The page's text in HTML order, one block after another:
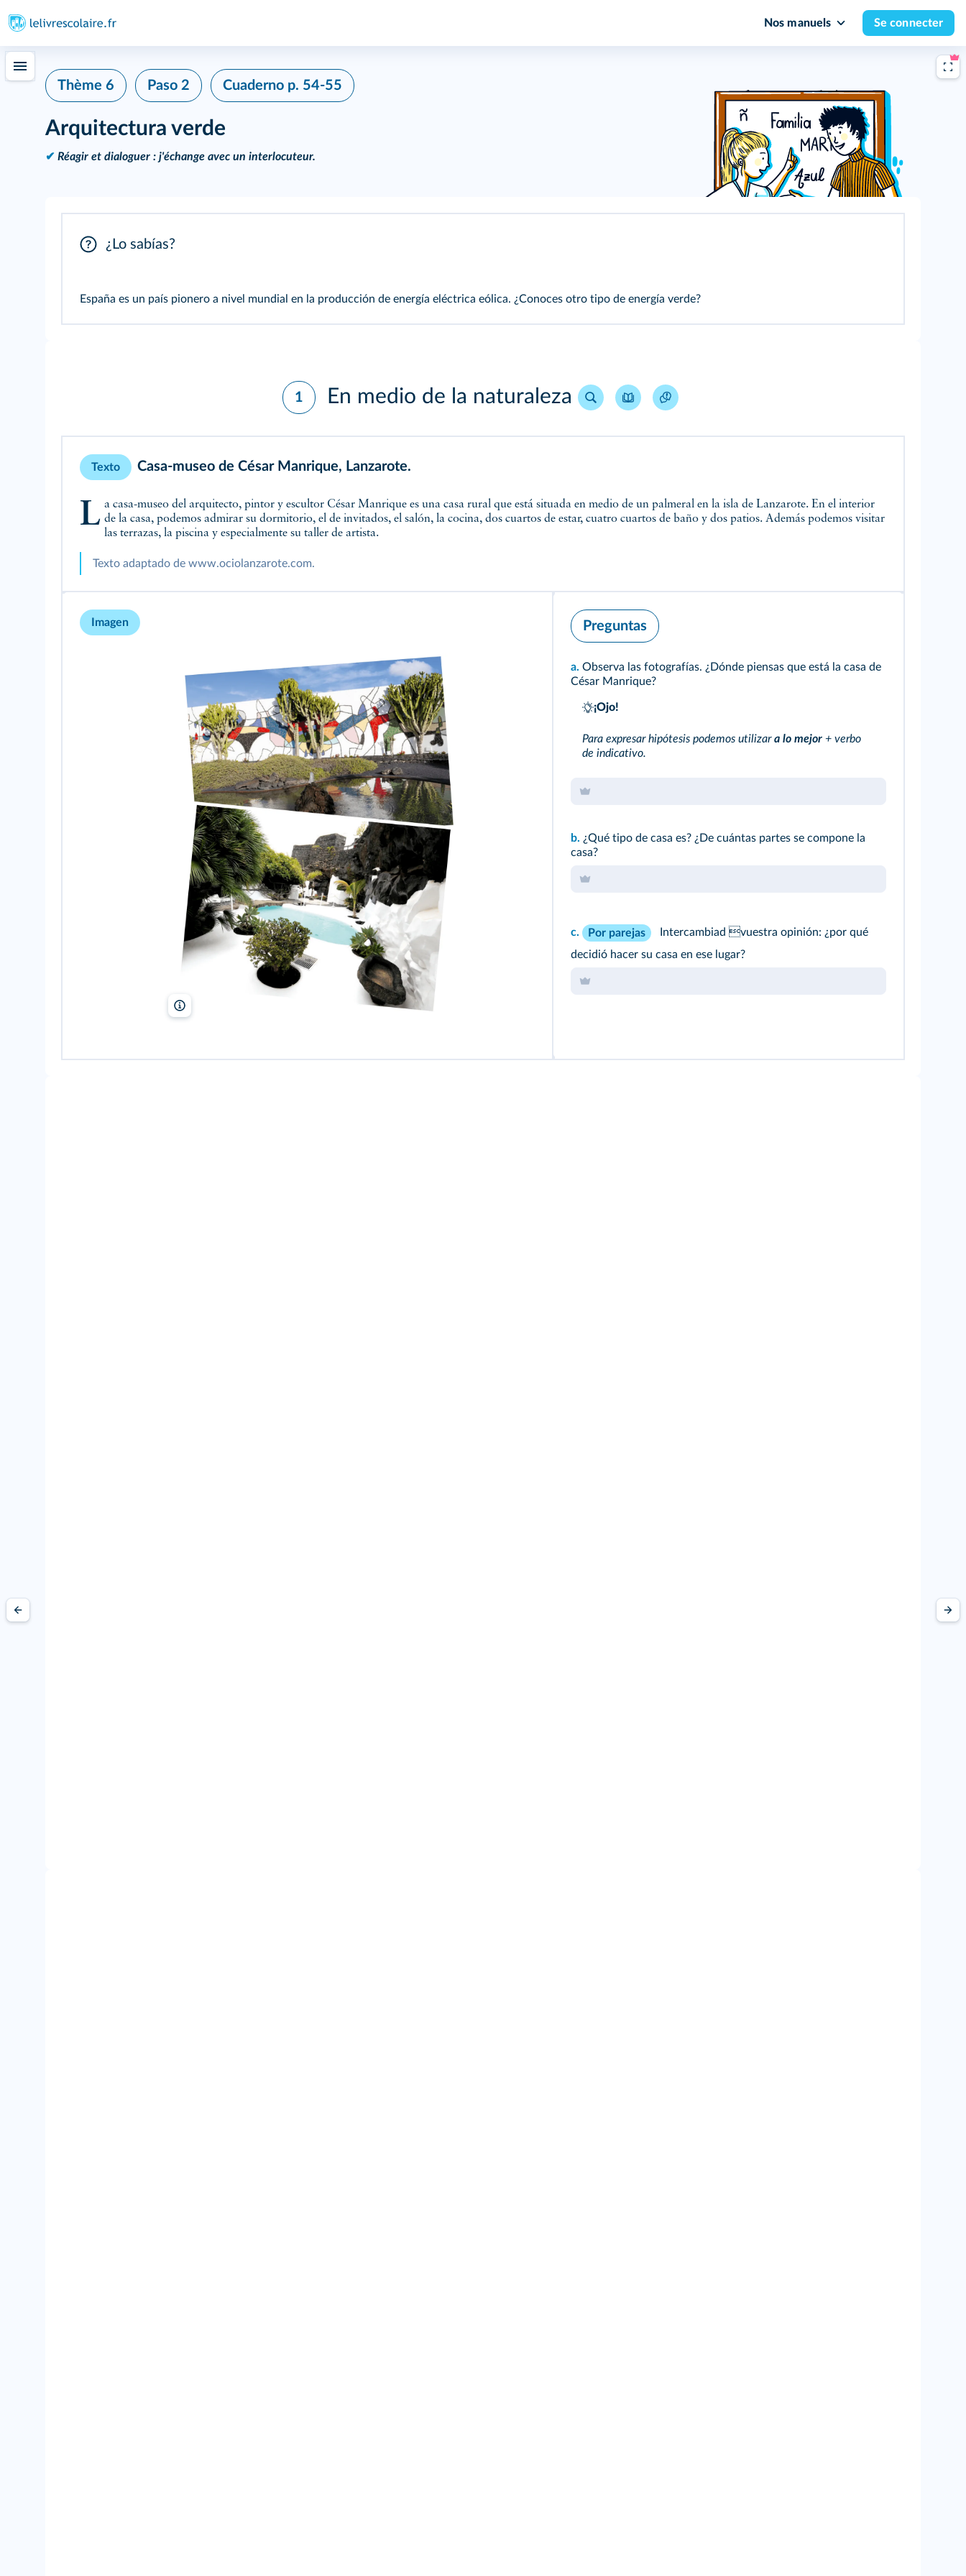
Nos manuels Se connecter
Thème 6 Paso 2 Cuaderno p. 54-55
Arquitectura verde
✔ Réagir et dialoguer : j'échange avec un interlocuteur.
¿Lo sabías?
España es un país pionero a nivel mundial en la producción de energía eléctrica eólica. ¿Conoces otro tipo de energía verde?
1 En medio de la naturaleza
Texto Casa-museo de César Manrique, Lanzarote.
La casa-museo del arquitecto, pintor y escultor César Manrique es una casa rural que está situada en medio de un palmeral en la isla de Lanzarote. En el interior de la casa, podemos admirar su dormitorio, el de invitados, el salón, la cocina, dos cuartos de estar, cuatro cuartos de baño y dos patios. Además podemos visitar
las terrazas, la piscina y especialmente su taller de artista.
Texto adaptado de www.ociolanzarote.com.
Imagen
robertharding/Alamy/Photo12, Parcott Tree Images/Alamy/Phot12
Preguntas
a. Observa las fotografías. ¿Dónde piensas que está la casa de
César Manrique?
¡Ojo!
Para expresar hipótesis podemos utilizara lo mejor+ verbo
de indicativo.
b. ¿Qué tipo de casa es? ¿De cuántas partes se compone la
casa?
c. Por parejas
Intercambiad vuestra opinión: ¿por qué
decidió hacer su casa en ese lugar?